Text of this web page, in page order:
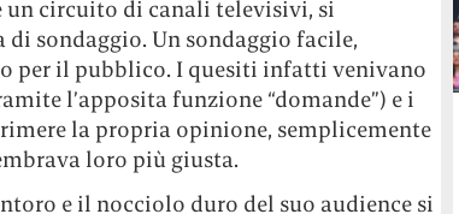
un circuito di canali televisivi, si
sondaggio. Un sondaggio facile,
per il pubblico. I quesiti infatti venivano
l’apposita funzione “domande”) e i
la propria opinione, semplicemente
loro più giusta.
e il nocciolo duro del suo audience si